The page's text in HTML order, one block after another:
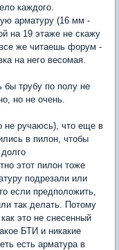
каждого.
арматуру (16 мм -
на 19 этаже не скажу
же читаешь форум -
на него весомая.
бы трубу по полу не
но не очень.
не ручаюсь), что еще в
в пилон, чтобы
этот пилон тоже
подрезали или
если предположить,
так делать. Потому
это не снесенный
БТИ и никакие
есть арматура в